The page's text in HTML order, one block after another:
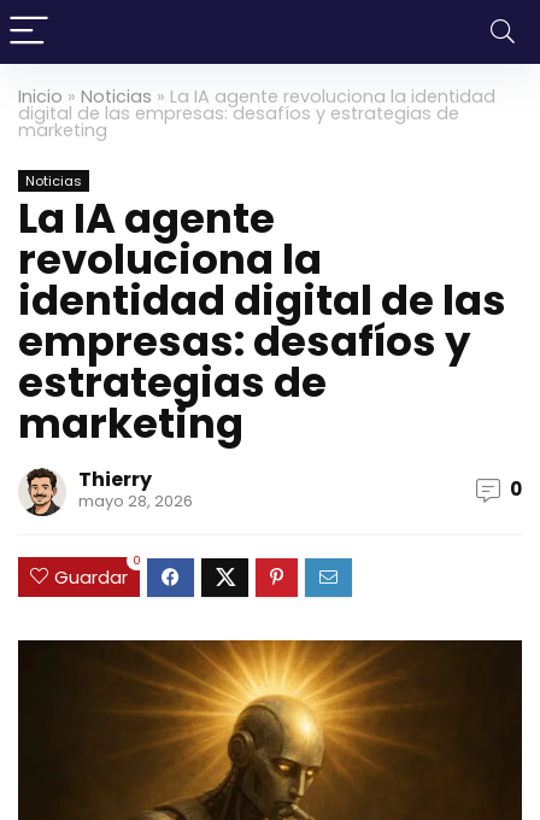
Inicio » Noticias » La IA agente revoluciona la identidad
digital de las empresas: desafíos y estrategias de
marketing
Noticias
La IA agente
revoluciona la
identidad digital de las
empresas: desafíos y
estrategias de
marketing
Thierry
mayo 28, 2026 0
Guardar
0